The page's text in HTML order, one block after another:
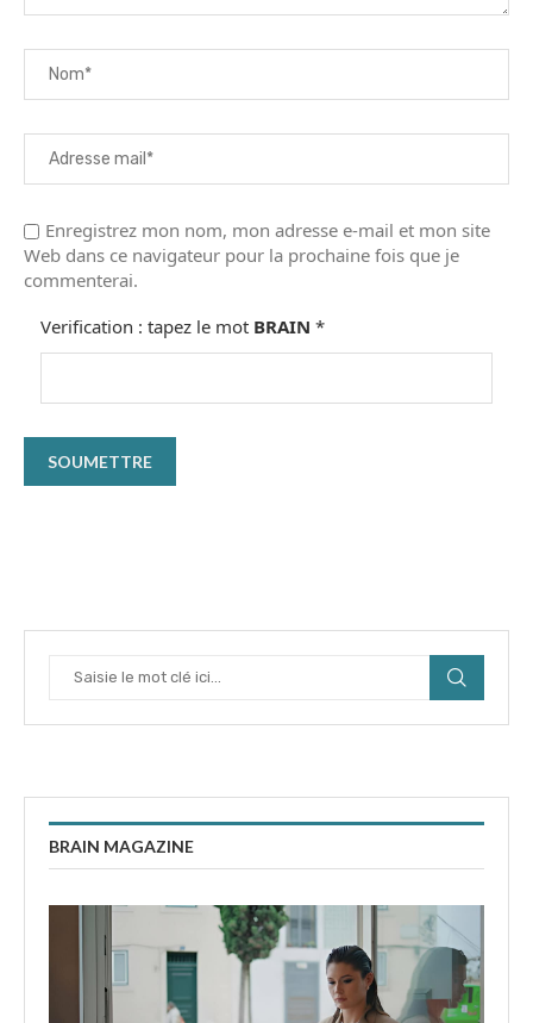
Enregistrez mon nom, mon adresse e-mail et mon site
Web dans ce navigateur pour la prochaine fois que je
commenterai.
Verification : tapez le mot BRAIN *
BRAIN MAGAZINE